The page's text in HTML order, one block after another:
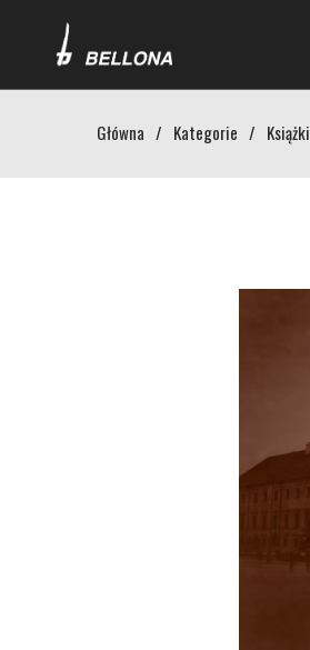
Główna / Kategorie / Książki